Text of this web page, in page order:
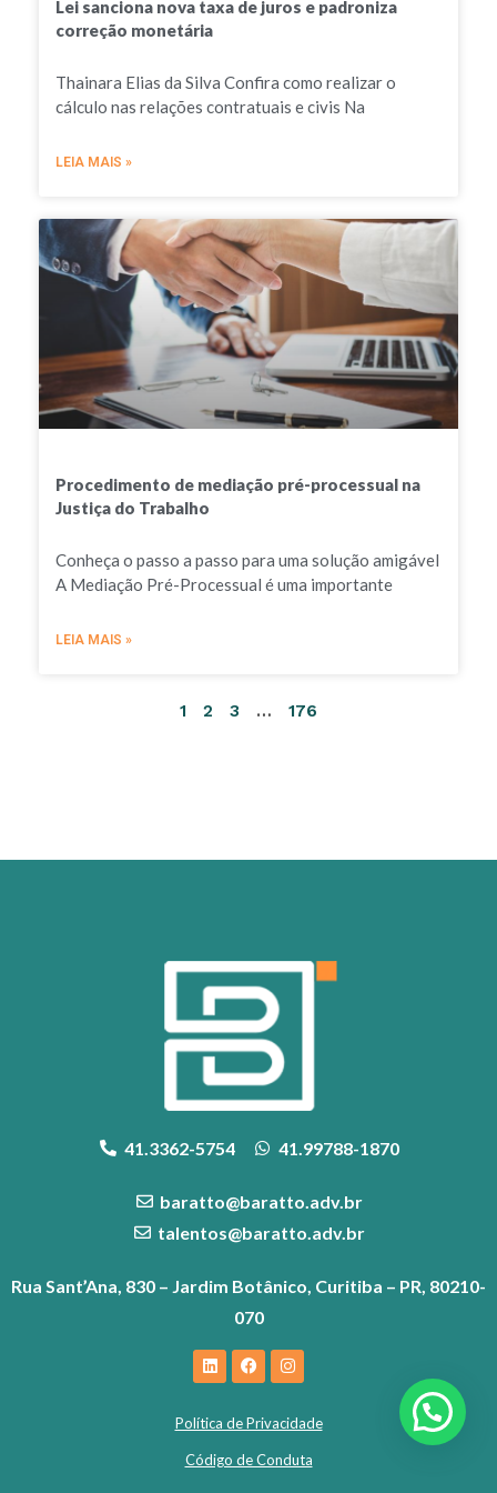
Lei sanciona nova taxa de juros e padroniza
correção monetária
Thainara Elias da Silva Confira como realizar o
cálculo nas relações contratuais e civis Na
LEIA MAIS »
Procedimento de mediação pré-processual na
Justiça do Trabalho
Conheça o passo a passo para uma solução amigável
A Mediação Pré-Processual é uma importante
LEIA MAIS »
1 2 3 … 176
41.3362-5754 41.99788-1870
baratto@baratto.adv.br
talentos@baratto.adv.br
Rua Sant’Ana, 830 – Jardim Botânico, Curitiba – PR, 80210-
070
Política de Privacidade
Código de Conduta